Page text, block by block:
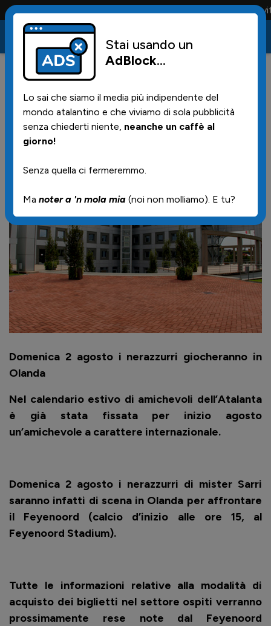
Conta solo la maglia e solo i tifosi la portano tutta la vita
17/06/2026 | 11.20
Il 2 agosto contro il Feyenoord
Domenica 2 agosto i nerazzurri giocheranno in
Olanda
Nel calendario estivo di amichevoli dell’Atalanta
è già stata fissata per inizio agosto
un’amichevole a carattere internazionale.
Domenica 2 agosto i nerazzurri di mister Sarri
saranno infatti di scena in Olanda per affrontare
il Feyenoord (calcio d’inizio alle ore 15, al
Feyenoord Stadium).
Tutte le informazioni relative alla modalità di
acquisto dei biglietti nel settore ospiti verranno
prossimamente rese note dal Feyenoord
Stai usando un
AdBlock...
Lo sai che siamo il media più indipendente del
mondo atalantino e che viviamo di sola pubblicità
senza chiederti niente, neanche un caffè al
giorno!
Senza quella ci fermeremmo.
Ma noter a 'n mola mia (noi non molliamo). E tu?